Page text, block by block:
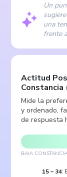
Un
una
frente
Actitud
Constancia
Mide la
y ordenado,
de respuesta
BAJA CONSTANCIA
15– 34: